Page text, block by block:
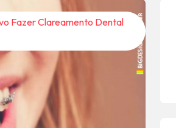
Fazer Clareamento Dental